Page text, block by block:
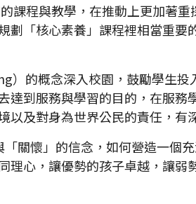
程與教學，在推動上更加著重
劃「核心素養」課程裡相當重要
的概念深入校園，鼓勵學生投
達到服務與學習的目的，在服務
及對身為世界公民的責任，有
關懷」的信念，如何營造一個
理心，讓優勢的孩子卓越，讓弱